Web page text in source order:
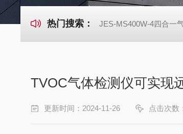
热门搜索： JES-MS400W-4四合一
TVOC气体检测仪可实现
更新时间：2024-11-26 点击次数